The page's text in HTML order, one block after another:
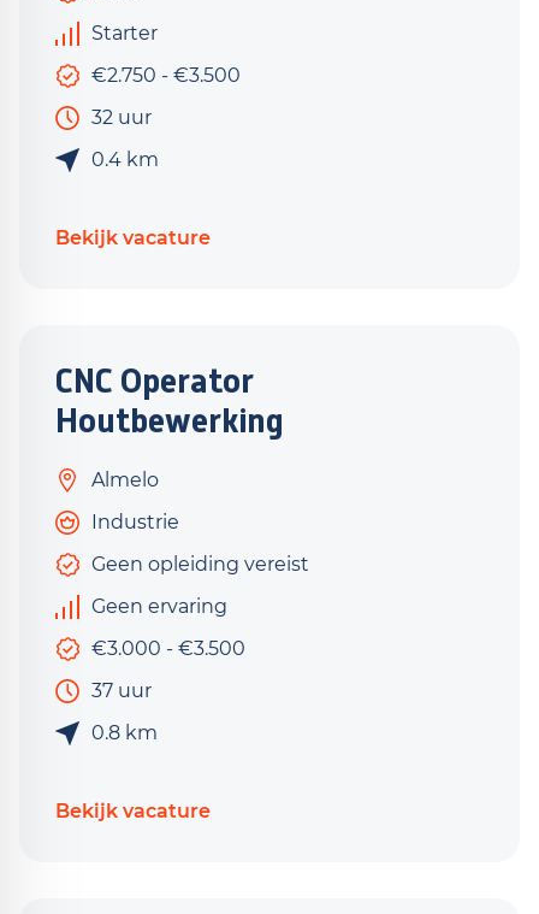
Starter
€2.750 - €3.500
32 uur
0.4 km
Bekijk vacature
CNC Operator
Houtbewerking
Almelo
Industrie
Geen opleiding vereist
Geen ervaring
€3.000 - €3.500
37 uur
0.8 km
Bekijk vacature